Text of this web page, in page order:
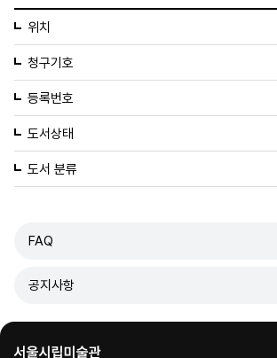
위치
청구기호
등록번호
도서상태
도서 분류
FAQ
공지사항